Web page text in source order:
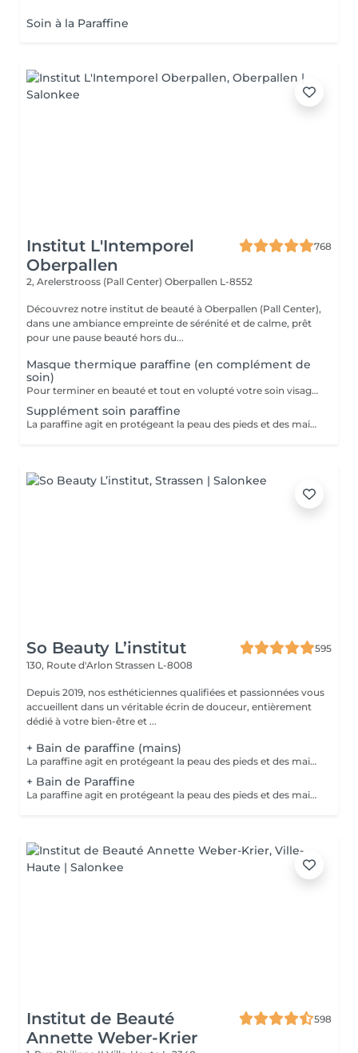
Soin à la Paraffine
Institut L'Intemporel
Oberpallen
768
2, Arelerstrooss (Pall Center) Oberpallen L-8552
Découvrez notre institut de beauté à Oberpallen (Pall Center),
dans une ambiance empreinte de sérénité et de calme, prêt
pour une pause beauté hors du...
Masque thermique paraffine (en complément de
soin)
Pour terminer en beauté et tout en volupté votre soin visage, nous vous proposons le 'double masque '. Cela consiste en une application d'un masque crème bourré d'actifs hydratants/régénérants/anti-âge ou anti-oxydants suivi d'un bain de paraffine tiède. Ceci permet la pénétration intégrale du masque crème grâce à la chaleur de la paraffine et un fin de soin en douceur grâce aux actifs de la paraffine adoucissants et calmants. Une véritable sensation de détente.
Supplément soin paraffine
La paraffine agit en protégeant la peau des pieds et des mains contre les agressions extérieures. Sa capacité de rétention d'eau favorise l'hydratation de la peau. Le traitement à la paraffine est idéal pour avoir des membres lisses. En effet, ce produit procure un effet rajeunissant à la peau, en plus de l'adoucir. Uniquement avec un service de manucurie effectué à l'institut le même jour.
So Beauty L’institut
595
130, Route d'Arlon Strassen L-8008
Depuis 2019, nos esthéticiennes qualifiées et passionnées vous
accueillent dans un véritable écrin de douceur, entièrement
dédié à votre bien-être et ...
+ Bain de paraffine (mains)
La paraffine agit en protégeant la peau des pieds et des mains contre les agressions extérieures. Sa capacité de rétention d'eau favorise l'hydratation de la peau. Le traitement à la paraffine est idéal pour avoir des membres lisses. En effet, ce produit procure un effet rajeunissant à la peau, en plus de l'adoucir. Ce traitement est ainsi surtout recommandé à toute personne ayant la peau sèche.
+ Bain de Paraffine
La paraffine agit en protégeant la peau des pieds et des mains contre les agressions extérieures. Sa capacité de rétention d'eau favorise l'hydratation de la peau. Le traitement à la paraffine est idéal pour avoir des membres lisses. En effet, ce produit procure un effet rajeunissant à la peau, en plus de l'adoucir. Ce traitement est ainsi surtout recommandé à toute personne ayant la peau sèche.
Institut de Beauté
Annette Weber-Krier
598